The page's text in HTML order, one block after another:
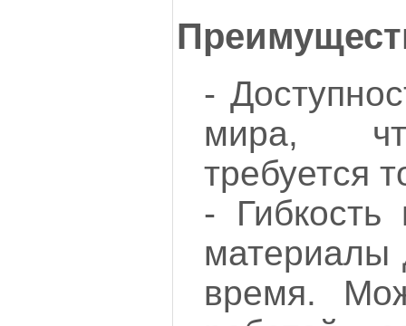
-
мира,
требуется
- Гибкость
материалы
время.